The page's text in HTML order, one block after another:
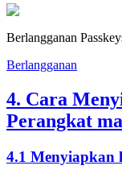
Berlangganan
Berlangganan
4. Cara
Perangkat
4.1 Menyiapkan